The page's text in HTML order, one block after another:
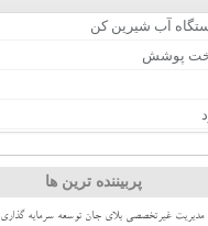
آب شیرین کن
پوشش
پربیننده ترین ها
مدیریت غیرتخصصی بلای جان توسعه سرمایه گذاری